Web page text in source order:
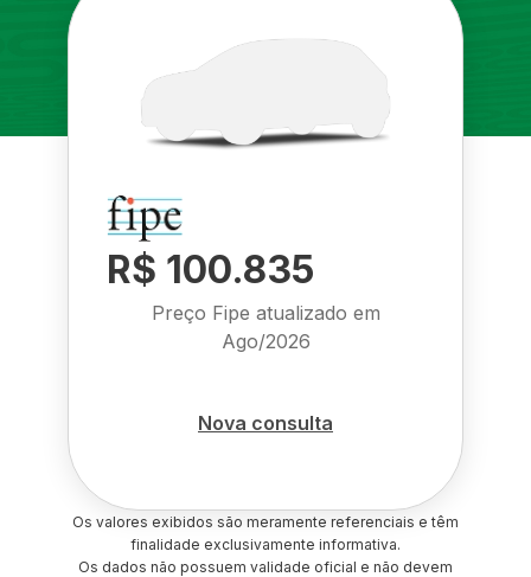
R$ 100.835
Preço Fipe atualizado em
Ago/2026
Nova consulta
Os valores exibidos são meramente referenciais e têm
finalidade exclusivamente informativa.
Os dados não possuem validade oficial e não devem